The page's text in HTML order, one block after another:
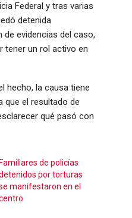
Federal y tras varias
detenida
de evidencias del caso,
tener un rol activo en
hecho, la causa tiene
que el resultado de
qué pasó con
Familiares de policías
por torturas
manifestaron en el